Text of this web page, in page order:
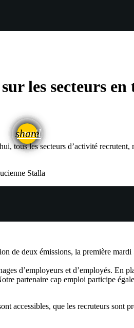
les secteurs en
share
email
tous les secteurs d’activité
Stalla
de deux émissions, la première
d’employeurs et d’employés. En
partenaire cap emploi participe
accessibles, que les recruteurs sont